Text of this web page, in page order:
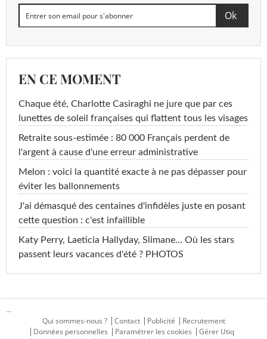
EN CE MOMENT
Chaque été, Charlotte Casiraghi ne jure que par ces
lunettes de soleil françaises qui flattent tous les visages
Retraite sous-estimée : 80 000 Français perdent de
l'argent à cause d'une erreur administrative
Melon : voici la quantité exacte à ne pas dépasser pour
éviter les ballonnements
J'ai démasqué des centaines d'infidèles juste en posant
cette question : c'est infaillible
Katy Perry, Laeticia Hallyday, Slimane... Où les stars
passent leurs vacances d'été ? PHOTOS
...
Qui sommes-nous ?
Contact Publicité
Recrutement
Données personnelles
Paramétrer les cookies
Gérer Utiq